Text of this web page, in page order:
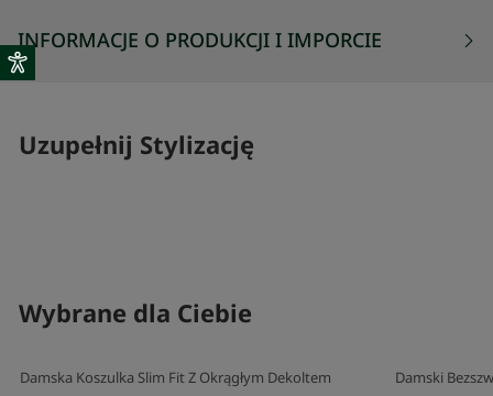
INFORMACJE O PRODUKCJI I IMPORCIE
Uzupełnij Stylizację
Wybrane dla Ciebie
Damska Koszulka Slim Fit Z Okrągłym Dekoltem
Damski